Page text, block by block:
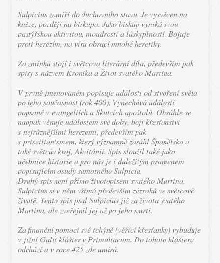
Sulpicius zamíří do duchovního stavu. Je vysvěcen na
kněze, později na biskupa. Jako biskup vyniká svou
pastýřskou aktivitou, moudrostí a láskyplností. Bojuje
proti herezím, na víru obrací mnohé heretiky.
Za zmínku stojí i světcova literární díla, především pak
spisy s názvem Kronika a Život svatého Martina.
V prvně jmenovaném popisuje události od stvoření světa
po jeho současnost (rok 400). Vynechává události
popsané v evangeliích a Skutcích apoštolů. Obsáhle se
naopak věnuje událostem své doby, boji křesťanství
s nejrůznějšími herezemi, především pak
s priscilianismem, který významně zasáhl Španělsko a
také světcův kraj, Akvitánii. Spis sloužil také jako
učebnice historie a pro nás je i důležitým pramenem
popisujícím osudy samotného Sulpicia.
Druhý spis není přímo životopisem svatého Martina.
Sulpicius si v něm všímá především zázraků ve světcově
životě. Tento spis psal Sulpicius již za života svatého
Martina, ale zveřejnil jej až po jeho smrti.
Za finanční pomoci své tchýně (věřící křesťanky) vybuduje
v jižní Galii klášter v Primuliacum. Do tohoto kláštera
odchází a v roce 425 zde umírá.